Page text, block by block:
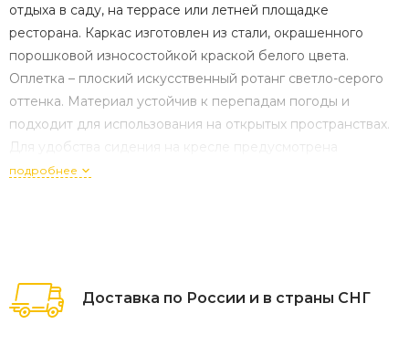
отдыха в саду, на террасе или летней площадке
ресторана. Каркас изготовлен из стали, окрашенного
порошковой износостойкой краской белого цвета.
Оплетка – плоский искусственный ротанг светло-серого
оттенка. Материал устойчив к перепадам погоды и
подходит для использования на открытых пространствах.
Для удобства сидения на кресле предусмотрена
удлиненная подушка светло-серого цвета из полиэстера
подробнее
Доставка по России и в страны СНГ